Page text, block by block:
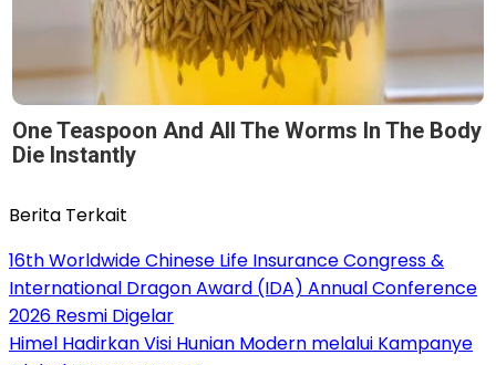
One Teaspoon And All The Worms In The Body
Die Instantly
Berita Terkait
16th Worldwide Chinese Life Insurance Congress &
International Dragon Award (IDA) Annual Conference
2026 Resmi Digelar
Himel Hadirkan Visi Hunian Modern melalui Kampanye